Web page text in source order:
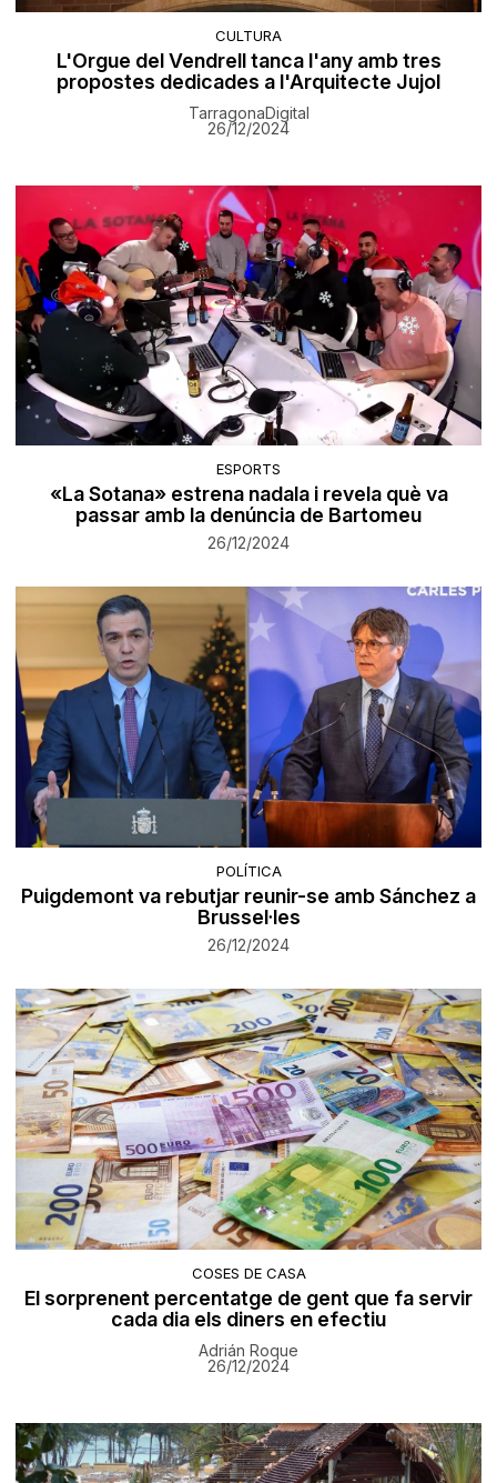
CULTURA
L'Orgue del Vendrell tanca l'any amb tres
propostes dedicades a l'Arquitecte Jujol
TarragonaDigital
26/12/2024
ESPORTS
«La Sotana» estrena nadala i revela què va
passar amb la denúncia de Bartomeu
26/12/2024
POLÍTICA
Puigdemont va rebutjar reunir-se amb Sánchez a
Brussel·les
26/12/2024
COSES DE CASA
El sorprenent percentatge de gent que fa servir
cada dia els diners en efectiu
Adrián Roque
26/12/2024